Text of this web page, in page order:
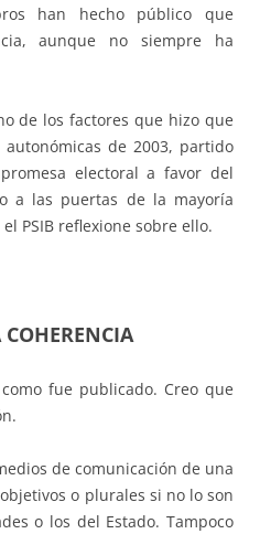
han hecho público que
aunque no siempre ha
de los factores que hizo que
de 2003, partido
electoral a favor del
a las puertas de la mayoría
PSIB reflexione sobre ello.
fue publicado. Creo que
de comunicación de una
o plurales si no lo son
o los del Estado. Tampoco